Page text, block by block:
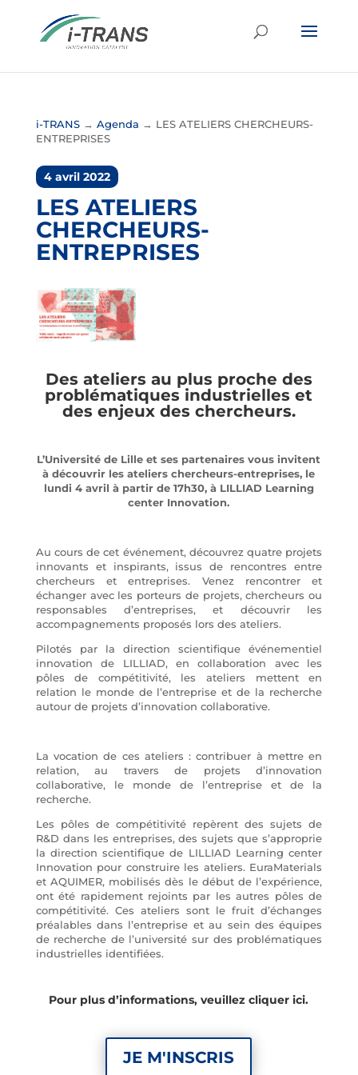
i-TRANS→ Agenda → LES ATELIERS CHERCHEURS-
ENTREPRISES
4 avril 2022
LES ATELIERS
CHERCHEURS-
ENTREPRISES
Des ateliers au plus proche des
problématiques industrielles et
des enjeux des chercheurs.
L’Université de Lille et ses partenaires vous invitent
à découvrir les ateliers chercheurs-entreprises, le
lundi 4 avril à partir de 17h30, à LILLIAD Learning
center Innovation.
Au cours de cet événement, découvrez quatre projets
innovants et inspirants, issus de rencontres entre
chercheurs et entreprises. Venez rencontrer et
échanger avec les porteurs de projets, chercheurs ou
responsables d’entreprises, et découvrir les
accompagnements proposés lors des ateliers.
Pilotés par la direction scientifique événementiel
innovation de LILLIAD, en collaboration avec les
pôles de compétitivité, les ateliers mettent en
relation le monde de l’entreprise et de la recherche
autour de projets d’innovation collaborative.
La vocation de ces ateliers : contribuer à mettre en
relation, au travers de projets d’innovation
collaborative, le monde de l’entreprise et de la
recherche.
Les pôles de compétitivité repèrent des sujets de
R&D dans les entreprises, des sujets que s’approprie
la direction scientifique de LILLIAD Learning center
Innovation pour construire les ateliers. EuraMaterials
et AQUIMER, mobilisés dès le début de l’expérience,
ont été rapidement rejoints par les autres pôles de
compétitivité. Ces ateliers sont le fruit d’échanges
préalables dans l’entreprise et au sein des équipes
de recherche de l’université sur des problématiques
industrielles identifiées.
Pour plus d’informations, veuillezcliquer ici.
JE M'INSCRIS